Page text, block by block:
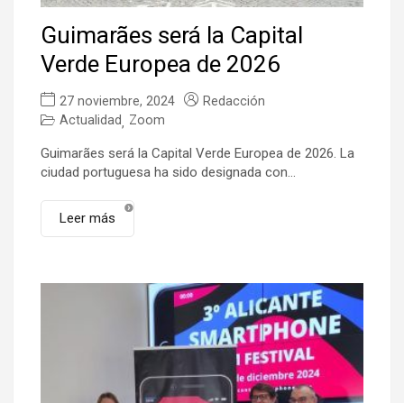
Guimarães será la Capital
Verde Europea de 2026
27 noviembre, 2024
Redacción
Actualidad, Zoom
Guimarães será la Capital Verde Europea de 2026. La
ciudad portuguesa ha sido designada con...
Leer más